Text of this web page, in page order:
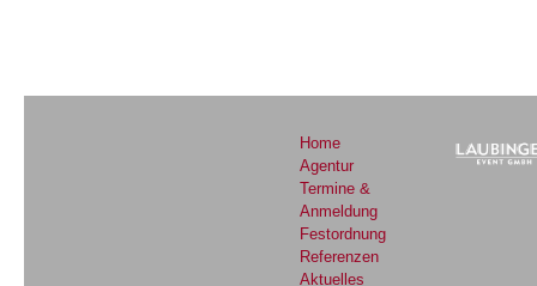
Home
Agentur
Termine &
Anmeldung
Festordnung
Referenzen
Aktuelles